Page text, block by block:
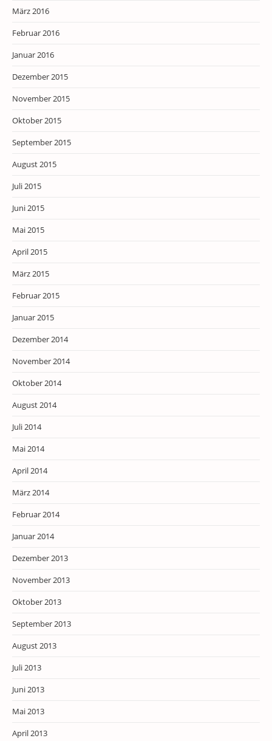
März 2016
Februar 2016
Januar 2016
Dezember 2015
November 2015
Oktober 2015
September 2015
August 2015
Juli 2015
Juni 2015
Mai 2015
April 2015
März 2015
Februar 2015
Januar 2015
Dezember 2014
November 2014
Oktober 2014
August 2014
Juli 2014
Mai 2014
April 2014
März 2014
Februar 2014
Januar 2014
Dezember 2013
November 2013
Oktober 2013
September 2013
August 2013
Juli 2013
Juni 2013
Mai 2013
April 2013